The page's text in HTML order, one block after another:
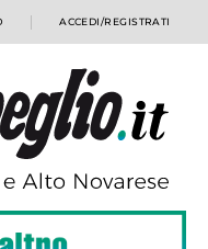
ACCEDI/REGISTRATI